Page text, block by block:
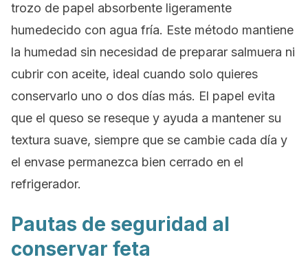
trozo de papel absorbente ligeramente
humedecido con agua fría. Este método mantiene
la humedad sin necesidad de preparar salmuera ni
cubrir con aceite, ideal cuando solo quieres
conservarlo uno o dos días más. El papel evita
que el queso se reseque y ayuda a mantener su
textura suave, siempre que se cambie cada día y
el envase permanezca bien cerrado en el
refrigerador.
Pautas de seguridad al
conservar feta